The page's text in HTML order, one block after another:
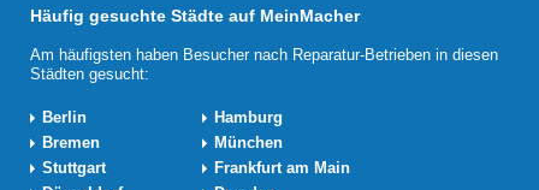
Häufig gesuchte Städte auf MeinMacher
Am häufigsten haben Besucher nach Reparatur-Betrieben in diesen
Städten gesucht:
Berlin
Hamburg
Bremen
München
Stuttgart
Frankfurt am Main